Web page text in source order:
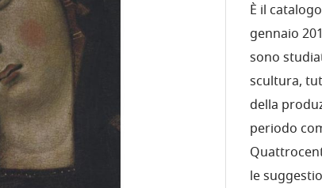
È il
gennaio
sono
scultura,
della
periodo
le